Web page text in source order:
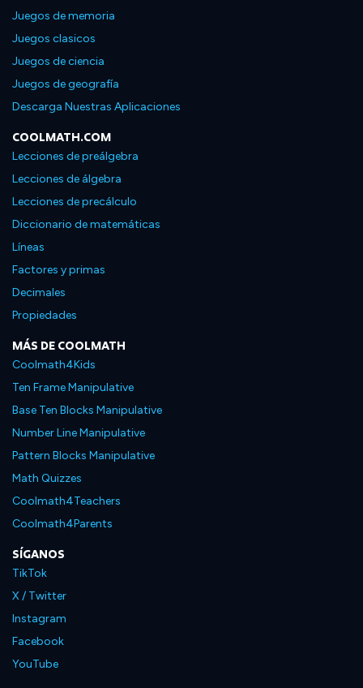
Juegos de memoria
Juegos clasicos
Juegos de ciencia
Juegos de geografía
Descarga Nuestras Aplicaciones
COOLMATH.COM
Lecciones de preálgebra
Lecciones de álgebra
Lecciones de precálculo
Diccionario de matemáticas
Líneas
Factores y primas
Decimales
Propiedades
MÁS DE COOLMATH
Coolmath4Kids
Ten Frame Manipulative
Base Ten Blocks Manipulative
Number Line Manipulative
Pattern Blocks Manipulative
Math Quizzes
Coolmath4Teachers
Coolmath4Parents
SÍGANOS
TikTok
X / Twitter
Instagram
Facebook
YouTube